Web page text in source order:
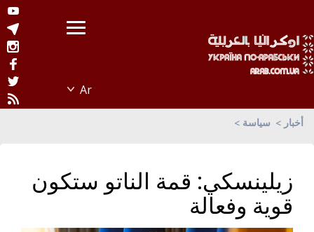
أخبار سياسة
زيلينسكي: قمة الناتو ستكون
قوية وفعالة